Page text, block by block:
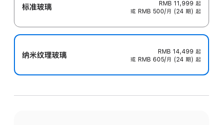
标准玻璃 RMB 11,999 起
或 RMB 500/月 (24 期) 起
纳米纹理玻璃 RMB 14,499 起
或 RMB 605/月 (24 期) 起